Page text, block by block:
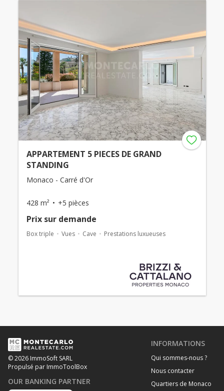
APPARTEMENT 5 PIECES DE GRAND
STANDING
Monaco - Carré d'Or
428 m² +5 pièces
Prix ​​sur demande
Box triple Vues Cave Prestations luxueuses
© 2026 ImmoSoft SARL
Propulsé par ImmoToolBox
OUR BANKING PARTNER
INFORMATIONS
Qui sommes-nous ?
Nous contacter
Quartiers de Monaco